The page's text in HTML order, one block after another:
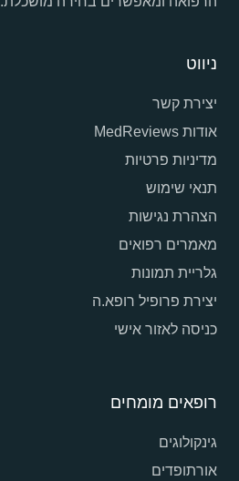
ניווט
יצירת קשר
אודות MedReviews
מדיניות פרטיות
תנאי שימוש
הצהרת נגישות
מאמרים רפואים
גלריית תמונות
יצירת פרופיל רופא.ה
כניסה לאזור אישי
רופאים מומחים
גינקולוגים
אורתופדים